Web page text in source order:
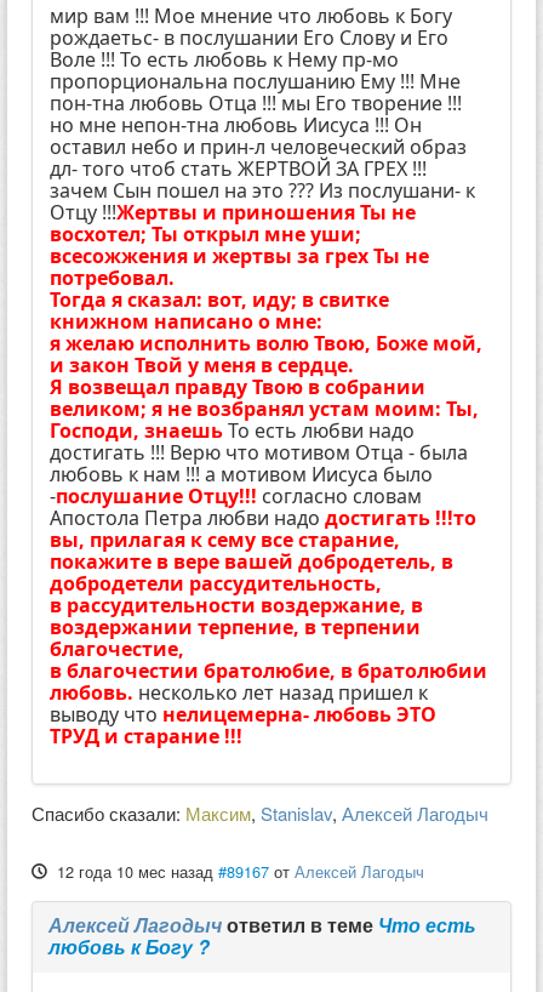
мир вам !!! Мое мнение что любовь к Богу
рождаетьс- в послушании Его Слову и Его
Воле !!! То есть любовь к Нему пр-мо
пропорциональна послушанию Ему !!! Мне
пон-тна любовь Отца !!! мы Его творение !!!
но мне непон-тна любовь Иисуса !!! Он
оставил небо и прин-л человеческий образ
дл- того чтоб стать ЖЕРТВОЙ ЗА ГРЕХ !!!
зачем Сын пошел на это ??? Из послушани- к
Отцу !!!Жертвы и приношения Ты не
восхотел; Ты открыл мне уши;
всесожжения и жертвы за грех Ты не
потребовал.
Тогда я сказал: вот, иду; в свитке
книжном написано о мне:
я желаю исполнить волю Твою, Боже мой,
и закон Твой у меня в сердце.
Я возвещал правду Твою в собрании
великом; я не возбранял устам моим: Ты,
Господи, знаешьТо есть любви надо
достигать !!! Верю что мотивом Отца - была
любовь к нам !!! а мотивом Иисуса было
-послушание Отцу!!! согласно словам
Апостола Петра любви надо достигать !!!то
вы, прилагая к сему все старание,
покажите в вере вашей добродетель, в
добродетели рассудительность,
в рассудительности воздержание, в
воздержании терпение, в терпении
благочестие,
в благочестии братолюбие, в братолюбии
любовь. несколько лет назад пришел к
выводу что нелицемерна- любовь ЭТО
ТРУД и старание !!!
Спасибо сказали: Максим, Stanislav, Алексей Лагодыч
12 года 10 мес назад #89167 отАлексей Лагодыч
Алексей Лагодычответил в теме Что есть
любовь к Богу ?